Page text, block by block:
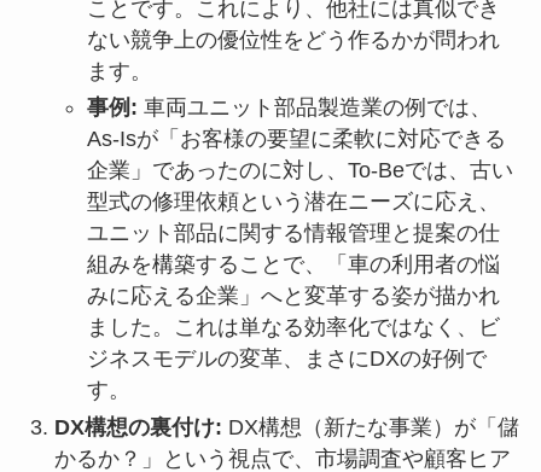
ことです。これにより、他社には真似でき
ない競争上の優位性をどう作るかが問われ
ます。
事例: 車両ユニット部品製造業の例では、
As-Isが「お客様の要望に柔軟に対応できる
企業」であったのに対し、To-Beでは、古い
型式の修理依頼という潜在ニーズに応え、
ユニット部品に関する情報管理と提案の仕
組みを構築することで、「車の利用者の悩
みに応える企業」へと変革する姿が描かれ
ました。これは単なる効率化ではなく、ビ
ジネスモデルの変革、まさにDXの好例で
す。
DX構想の裏付け: DX構想（新たな事業）が「儲
かるか？」という視点で、市場調査や顧客ヒア